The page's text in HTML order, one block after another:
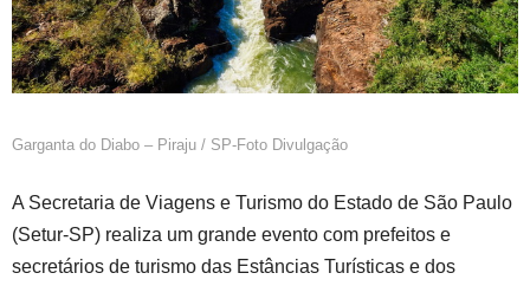
Garganta do Diabo – Piraju / SP-Foto Divulgação
A Secretaria de Viagens e Turismo do Estado de São Paulo
(Setur-SP) realiza um grande evento com prefeitos e
secretários de turismo das Estâncias Turísticas e dos